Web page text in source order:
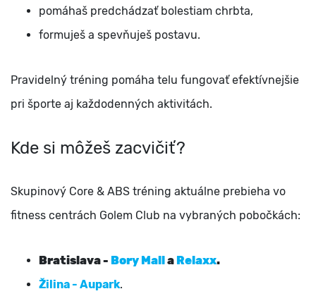
pomáhaš predchádzať bolestiam chrbta,
formuješ a spevňuješ postavu.
Pravidelný tréning pomáha telu fungovať efektívnejšie
pri športe aj každodenných aktivitách.
Kde si môžeš zacvičiť?
Skupinový Core & ABS tréning aktuálne prebieha vo
fitness centrách Golem Club na vybraných pobočkách:
Bratislava - Bory MallaRelaxx.
Žilina - Aupark.